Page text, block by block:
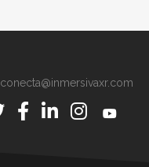
conecta@inmersivaxr.com